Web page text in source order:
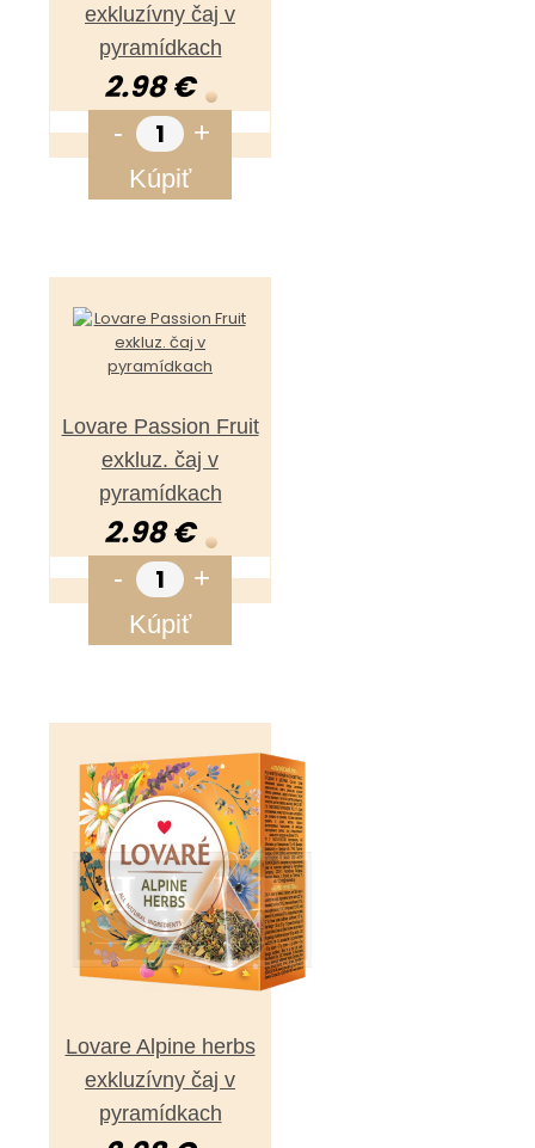
exkluzívny čaj v
pyramídkach
2.98 €
- +
Kúpiť
Lovare Passion Fruit
exkluz. čaj v
pyramídkach
2.98 €
- +
Kúpiť
Lovare Alpine herbs
exkluzívny čaj v
pyramídkach